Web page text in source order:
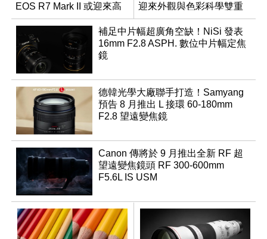
EOS R7 Mark II 或迎來高
速讀出升級
迎來外觀與色彩科學雙重
優化
補足中片幅超廣角空缺！NiSi 發表
16mm F2.8 ASPH. 數位中片幅定焦
鏡
德韓光學大廠聯手打造！Samyang
預告 8 月推出 L 接環 60-180mm
F2.8 望遠變焦鏡
Canon 傳將於 9 月推出全新 RF 超
望遠變焦鏡頭 RF 300-600mm
F5.6L IS USM